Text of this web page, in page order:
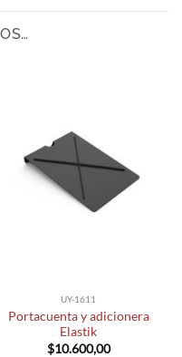
UY-1611
Portacuenta y adicionera
Elastik
$10.600,00